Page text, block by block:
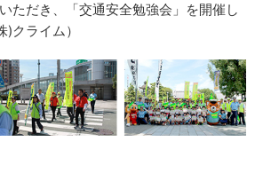
ただき、「交通安全勉強会」を開催し
クライム）